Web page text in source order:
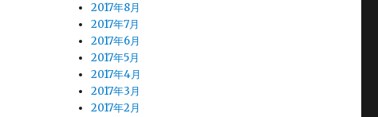
2017年8月
2017年7月
2017年6月
2017年5月
2017年4月
2017年3月
2017年2月